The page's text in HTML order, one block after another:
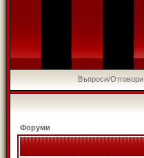
Въпроси/Отговори
Форуми